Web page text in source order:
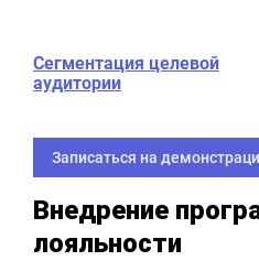
Сегментация целевой
аудитории
Записаться на
Внедрение
лояльности